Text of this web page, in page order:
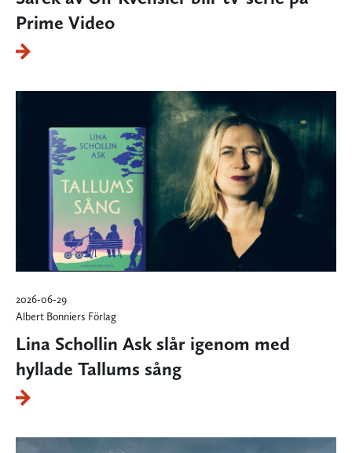
Prime Video
2026-06-29
Albert Bonniers Förlag
Lina Schollin Ask slår igenom med
hyllade Tallums sång